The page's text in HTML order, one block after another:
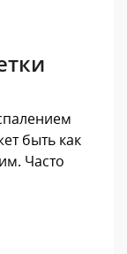
быть как
Часто